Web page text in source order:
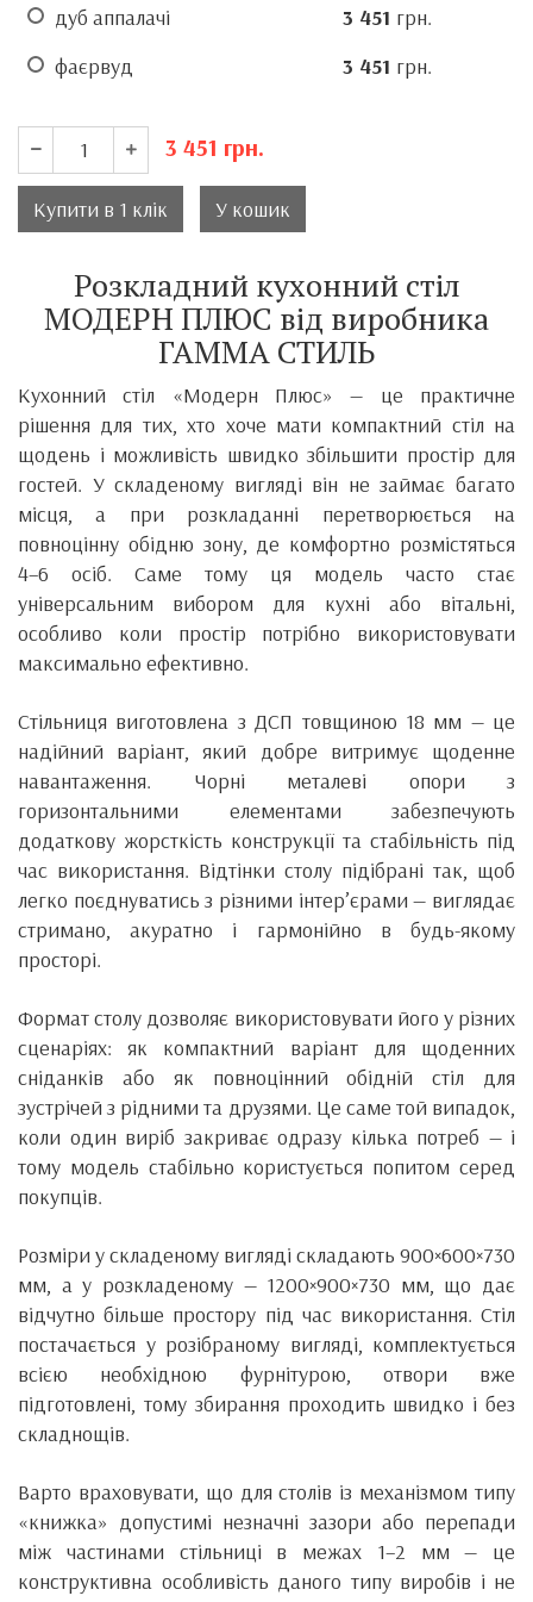
дуб аппалачі
3 451 грн.
фаєрвуд
3 451 грн.
3 451 грн.
Купити в 1 клік У кошик
Розкладний кухонний стіл
МОДЕРН ПЛЮС від виробника
ГАММА СТИЛЬ
Кухонний стіл «Модерн Плюс» — це практичне
рішення для тих, хто хоче мати компактний стіл на
щодень і можливість швидко збільшити простір для
гостей. У складеному вигляді він не займає багато
місця, а при розкладанні перетворюється на
повноцінну обідню зону, де комфортно розмістяться
4–6 осіб. Саме тому ця модель часто стає
універсальним вибором для кухні або вітальні,
особливо коли простір потрібно використовувати
максимально ефективно.
Стільниця виготовлена з ДСП товщиною 18 мм — це
надійний варіант, який добре витримує щоденне
навантаження. Чорні металеві опори з
горизонтальними елементами забезпечують
додаткову жорсткість конструкції та стабільність під
час використання. Відтінки столу підібрані так, щоб
легко поєднуватись з різними інтер’єрами — виглядає
стримано, акуратно і гармонійно в будь-якому
просторі.
Формат столу дозволяє використовувати його у різних
сценаріях: як компактний варіант для щоденних
сніданків або як повноцінний обідній стіл для
зустрічей з рідними та друзями. Це саме той випадок,
коли один виріб закриває одразу кілька потреб — і
тому модель стабільно користується попитом серед
покупців.
Розміри у складеному вигляді складають 900×600×730
мм, а у розкладеному — 1200×900×730 мм, що дає
відчутно більше простору під час використання. Стіл
постачається у розібраному вигляді, комплектується
всією необхідною фурнітурою, отвори вже
підготовлені, тому збирання проходить швидко і без
складнощів.
Варто враховувати, що для столів із механізмом типу
«книжка» допустимі незначні зазори або перепади
між частинами стільниці в межах 1–2 мм — це
конструктивна особливість даного типу виробів і не